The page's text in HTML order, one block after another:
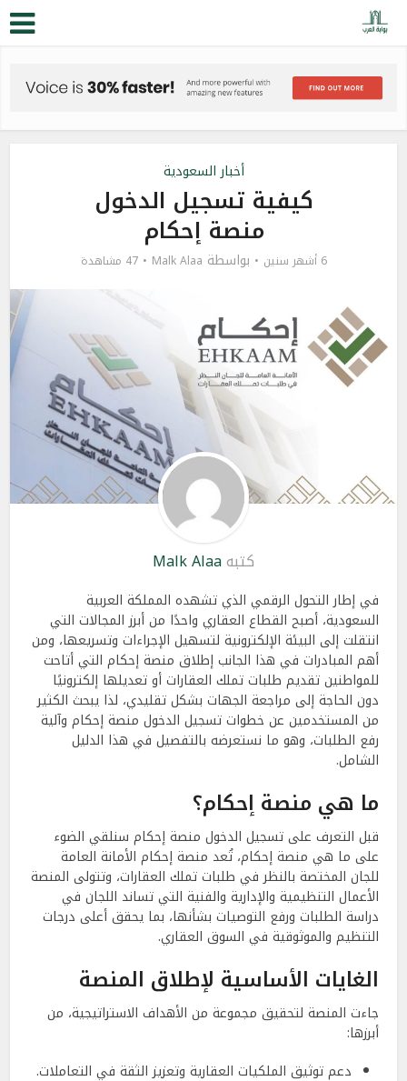
أخبار السعودية
كيفية تسجيل الدخول
منصة إحكام
6 أشهر سنين بواسطة Malk Alaa 47 مشاهدة
كتبهMalk Alaa
في إطار التحول الرقمي الذي تشهده المملكة العربية
السعودية، أصبح القطاع العقاري واحدًا من أبرز المجالات التي
انتقلت إلى البيئة الإلكترونية لتسهيل الإجراءات وتسريعها، ومن
أهم المبادرات في هذا الجانب إطلاق منصة إحكام التي أتاحت
للمواطنين تقديم طلبات تملك العقارات أو تعديلها إلكترونيًا
دون الحاجة إلى مراجعة الجهات بشكل تقليدي، لذا يبحث الكثير
من المستخدمين عن خطوات تسجيل الدخول منصة إحكام وآلية
رفع الطلبات، وهو ما نستعرضه بالتفصيل في هذا الدليل
الشامل.
ما هي منصة إحكام؟
قبل التعرف على تسجيل الدخول منصة إحكام سنلقي الضوء
على ما هي منصة إحكام، تُعد منصة إحكام الأمانة العامة
للجان المختصة بالنظر في طلبات تملك العقارات، وتتولى المنصة
الأعمال التنظيمية والإدارية والفنية التي تساند اللجان في
دراسة الطلبات ورفع التوصيات بشأنها، بما يحقق أعلى درجات
التنظيم والموثوقية في السوق العقاري.
الغايات الأساسية لإطلاق المنصة
جاءت المنصة لتحقيق مجموعة من الأهداف الاستراتيجية، من
أبرزها:
دعم توثيق الملكيات العقارية وتعزيز الثقة في التعاملات.